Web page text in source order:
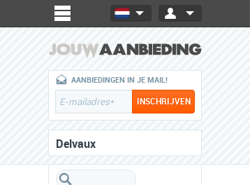
AANBIEDINGEN IN JE MAIL!
Delvaux